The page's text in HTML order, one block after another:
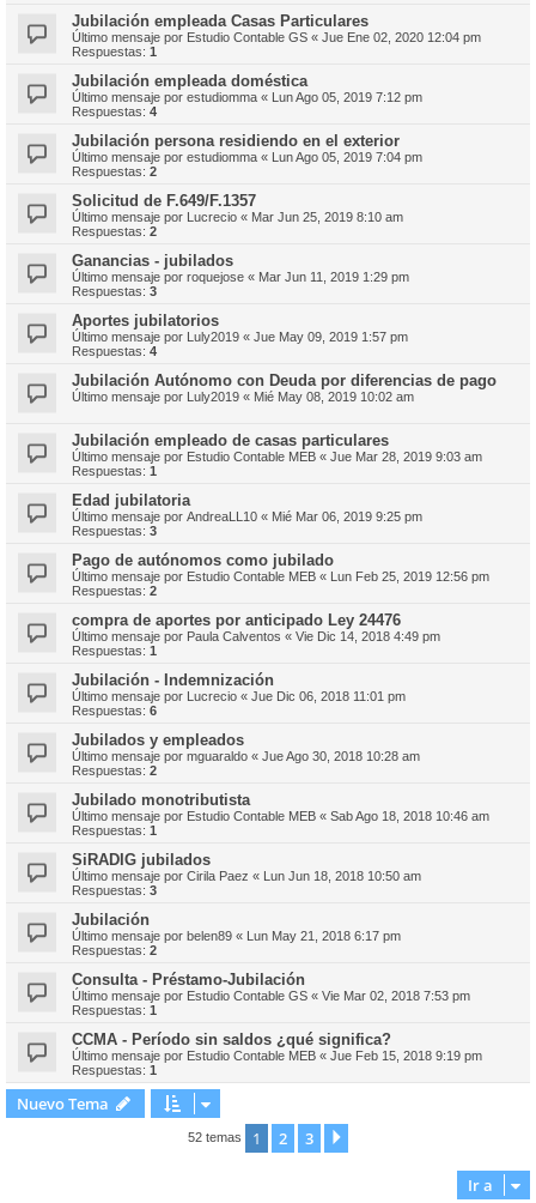
Jubilación empleada Casas Particulares
Último mensaje por Estudio Contable GS « Jue Ene 02, 2020 12:04 pm
Respuestas: 1
Jubilación empleada doméstica
Último mensaje por estudiomma « Lun Ago 05, 2019 7:12 pm
Respuestas: 4
Jubilación persona residiendo en el exterior
Último mensaje por estudiomma « Lun Ago 05, 2019 7:04 pm
Respuestas: 2
Solicitud de F.649/F.1357
Último mensaje por Lucrecio « Mar Jun 25, 2019 8:10 am
Respuestas: 2
Ganancias - jubilados
Último mensaje por roquejose « Mar Jun 11, 2019 1:29 pm
Respuestas: 3
Aportes jubilatorios
Último mensaje por Luly2019 « Jue May 09, 2019 1:57 pm
Respuestas: 4
Jubilación Autónomo con Deuda por diferencias de pago
Último mensaje por Luly2019 « Mié May 08, 2019 10:02 am
Jubilación empleado de casas particulares
Último mensaje por Estudio Contable MEB « Jue Mar 28, 2019 9:03 am
Respuestas: 1
Edad jubilatoria
Último mensaje por AndreaLL10 « Mié Mar 06, 2019 9:25 pm
Respuestas: 3
Pago de autónomos como jubilado
Último mensaje por Estudio Contable MEB « Lun Feb 25, 2019 12:56 pm
Respuestas: 2
compra de aportes por anticipado Ley 24476
Último mensaje por Paula Calventos « Vie Dic 14, 2018 4:49 pm
Respuestas: 1
Jubilación - Indemnización
Último mensaje por Lucrecio « Jue Dic 06, 2018 11:01 pm
Respuestas: 6
Jubilados y empleados
Último mensaje por mguaraldo « Jue Ago 30, 2018 10:28 am
Respuestas: 2
Jubilado monotributista
Último mensaje por Estudio Contable MEB « Sab Ago 18, 2018 10:46 am
Respuestas: 1
SiRADIG jubilados
Último mensaje por Cirila Paez « Lun Jun 18, 2018 10:50 am
Respuestas: 3
Jubilación
Último mensaje por belen89 « Lun May 21, 2018 6:17 pm
Respuestas: 2
Consulta - Préstamo-Jubilación
Último mensaje por Estudio Contable GS « Vie Mar 02, 2018 7:53 pm
Respuestas: 1
CCMA - Período sin saldos ¿qué significa?
Último mensaje por Estudio Contable MEB « Jue Feb 15, 2018 9:19 pm
Respuestas: 1
Nuevo Tema
52 temas 1 2 3
Ir a